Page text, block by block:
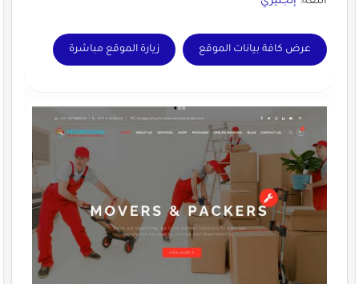
عرض كافة بيانات الموقع زيارة الموقع مباشرة